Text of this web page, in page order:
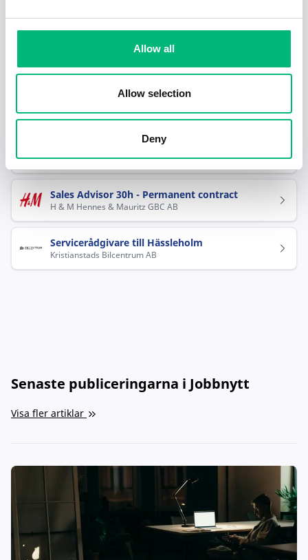
Allow all
Allow selection
Deny
Hässleholm
Butiksmedarbetare, kassa/checkout, Willys
Vikariat 20% till årsskiftet med möjlighet till
Synoptik Sweden Aktiebolag
Sales Advisor 30h - Permanent contract
H & M Hennes & Mauritz GBC AB
Servicerådgivare till Hässleholm
Kristianstads Bilcentrum AB
Senaste publiceringarna i Jobbnytt
Visa fler artiklar